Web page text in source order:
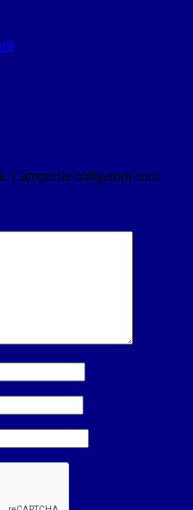
Câmpurile obligatorii sunt